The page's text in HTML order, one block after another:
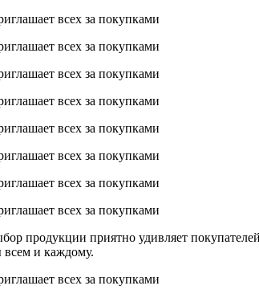
продукции приятно удивляет
и каждому.